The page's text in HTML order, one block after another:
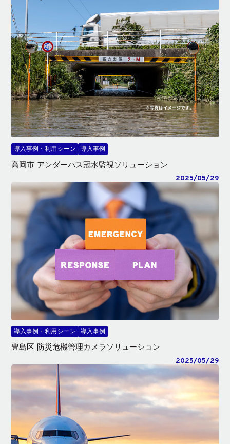
導入事例・利用シーン 導入事例
高岡市 アンダーパス冠水監視ソリューション
2025/05/29
導入事例・利用シーン 導入事例
豊島区 防災危機管理カメラソリューション
2025/05/29